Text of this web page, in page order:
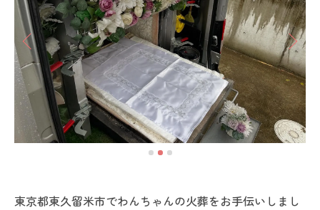
東京都東久留米市でわんちゃんの火葬をお手伝いしまし